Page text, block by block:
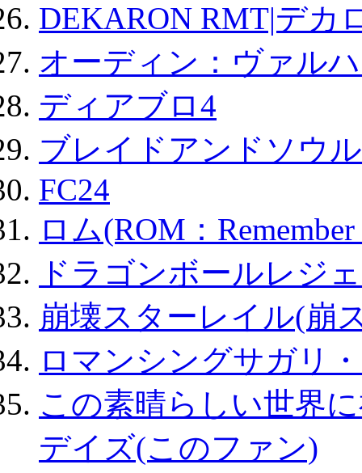
DEKARON RMT|デカ
オーディン：ヴァル
ディアブロ4
ブレイドアンドソウ
FC24
ロム(ROM：
ドラゴンボールレジ
崩壊スターレイル(崩
ロマンシングサガリ
この素晴らしい世界
デイズ(このファン)